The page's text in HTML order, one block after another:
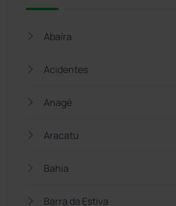
Abaíra
Acidentes
Anagé
Aracatu
Bahia
Barra da Estiva